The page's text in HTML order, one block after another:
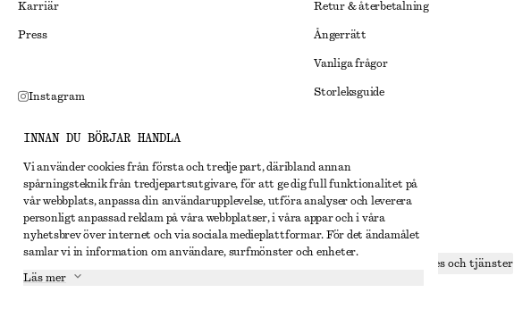
Karriär
Press
Instagram
Youtube
TikTok
Retur & återbetalning
Ångerrätt
Vanliga frågor
Storleksguide
Villkor
Medlemsvillkor
Cookies och datadelning
Inställningar för cookies och tjänster
INNAN DU BÖRJAR HANDLA
Vi använder cookies från första och tredje part, däribland annan
spårningsteknik från tredjepartsutgivare, för att ge dig full funktionalitet på
vår webbplats, anpassa din användarupplevelse, utföra analyser och leverera
personligt anpassad reklam på våra webbplatser, i våra appar och i våra
nyhetsbrev över internet och via sociala medieplattformar. För det ändamålet
samlar vi in information om användare, surfmönster och enheter.
Läs mer